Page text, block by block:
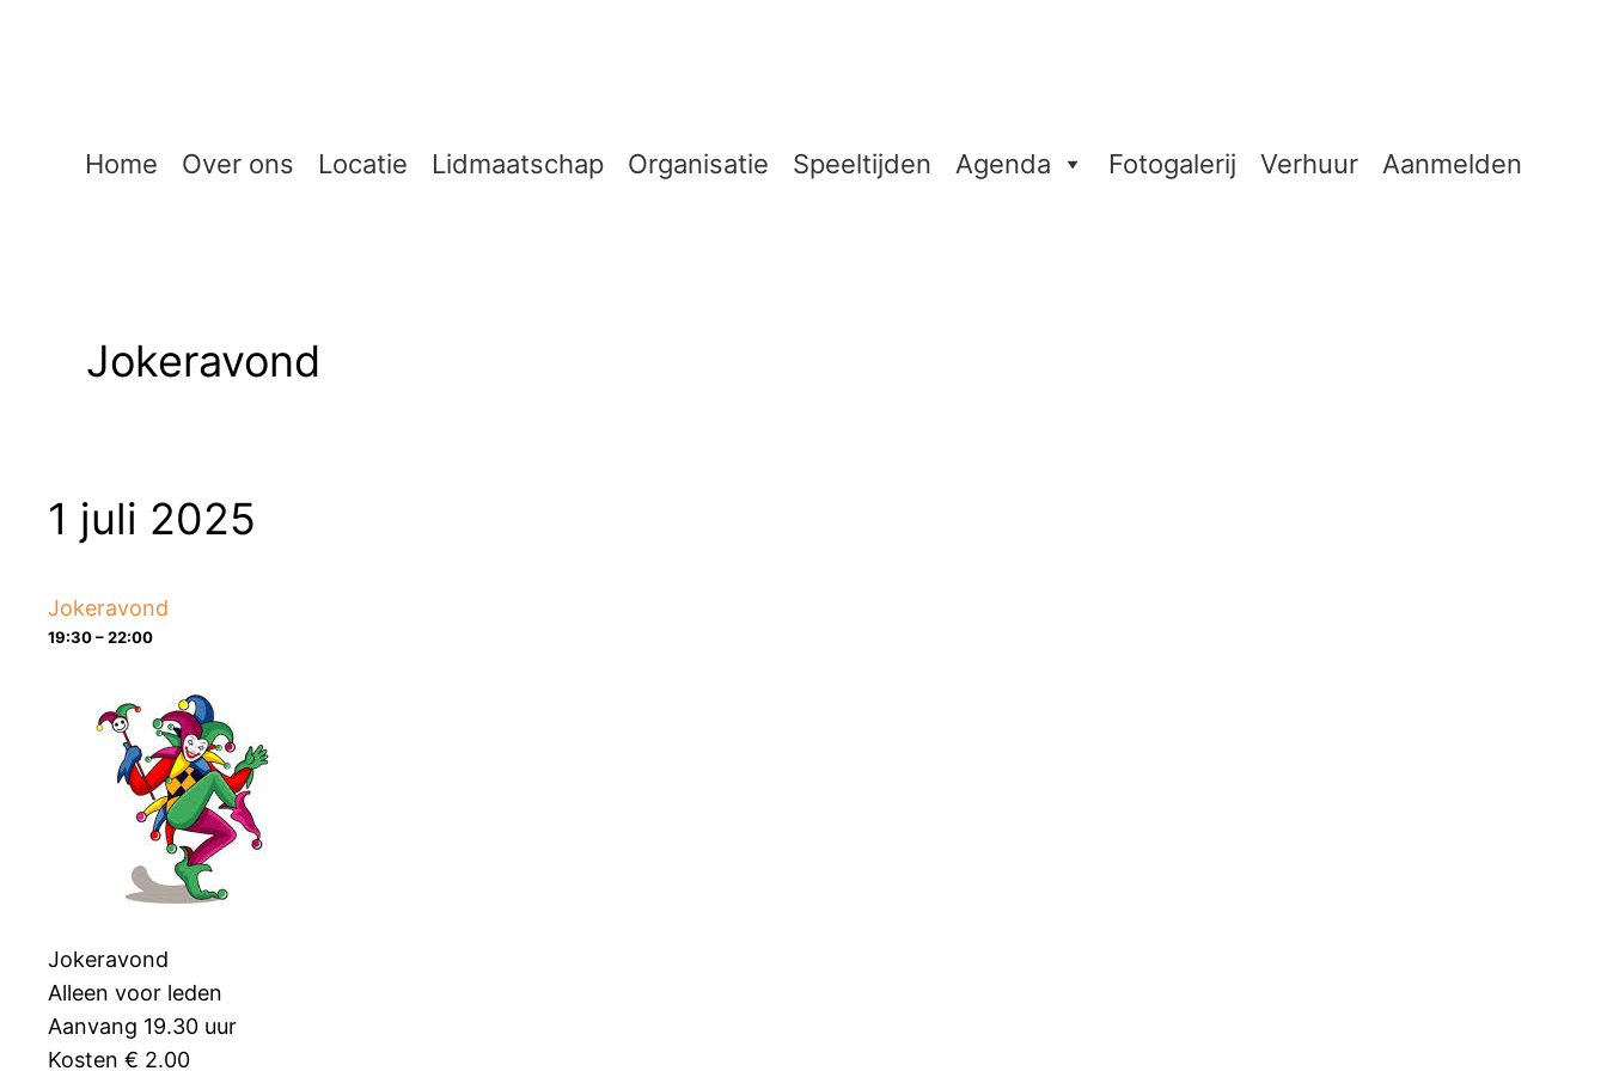
Home Over ons Locatie Lidmaatschap Organisatie Speeltijden Agenda Fotogalerij Verhuur Aanmelden
Jokeravond
1 juli 2025
Jokeravond
19:30 – 22:00
Jokeravond
Alleen voor leden
Aanvang 19.30 uur
Kosten € 2.00